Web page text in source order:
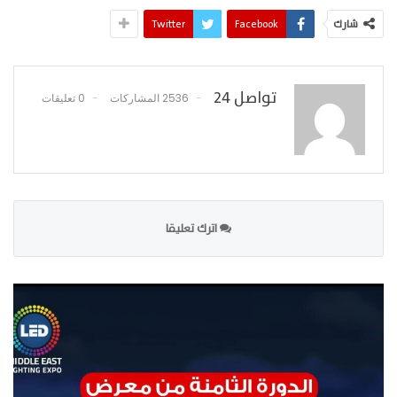
شارك Facebook
Twitter
تواصل 24 2536 المشاركات 0 تعليقات
اترك تعليقا